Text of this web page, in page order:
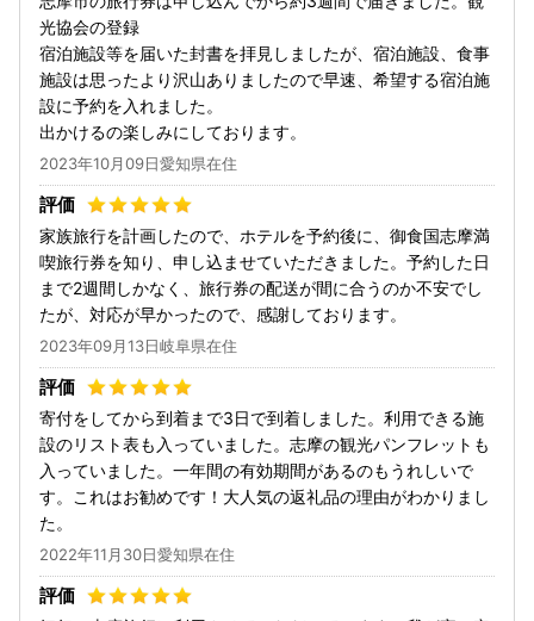
光協会の登録
宿泊施設等を届いた封書を拝見しましたが、宿泊施設、食事
施設は思ったより沢山ありましたので早速、希望する宿泊施
設に予約を入れました。
出かけるの楽しみにしております。
2023年10月09日愛知県在住
家族旅行を計画したので、ホテルを予約後に、御食国志摩満
喫旅行券を知り、申し込ませていただきました。予約した日
まで2週間しかなく、旅行券の配送が間に合うのか不安でし
たが、対応が早かったので、感謝しております。
2023年09月13日岐阜県在住
寄付をしてから到着まで3日で到着しました。利用できる施
設のリスト表も入っていました。志摩の観光パンフレットも
入っていました。一年間の有効期間があるのもうれしいで
す。これはお勧めです！大人気の返礼品の理由がわかりまし
た。
2022年11月30日愛知県在住